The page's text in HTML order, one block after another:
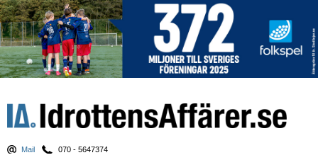
Mail 070 - 5647374